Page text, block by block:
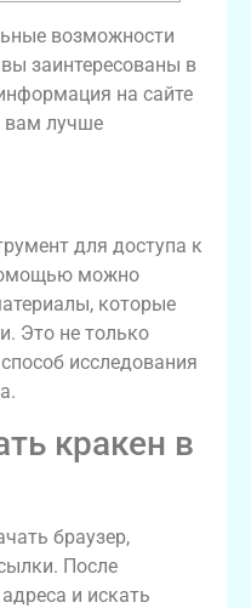
возможности
заинтересованы в
на сайте
вам лучше
для доступа к
можно
которые
Это не только
исследования
кракен в
браузер,
После
и искать